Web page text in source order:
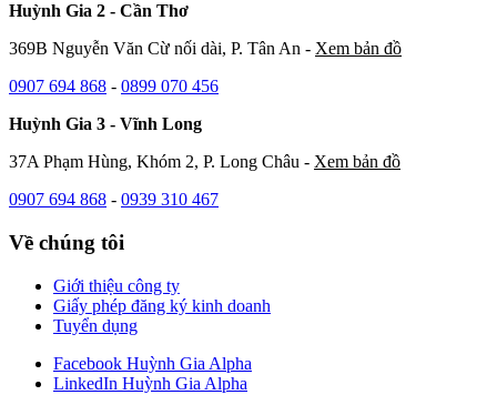
Huỳnh Gia 2 - Cần Thơ
369B Nguyễn Văn Cừ nối dài, P. Tân An - Xem bản đồ
0907 694 868 - 0899 070 456
Huỳnh Gia 3 - Vĩnh Long
37A Phạm Hùng, Khóm 2, P. Long Châu - Xem bản đồ
0907 694 868 - 0939 310 467
Về chúng tôi
Giới thiệu công ty
Giấy phép đăng ký kinh doanh
Tuyển dụng
Facebook Huỳnh Gia Alpha
LinkedIn Huỳnh Gia Alpha